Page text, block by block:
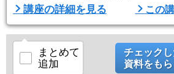
■大栄のポイント■
１.40年以上合格者を輩出してきた長年の実績
大栄は1972年に創設されてから、あらゆる
てきました。40年以上の実績ノウハウを活
講座の詳細を見る この
まとめて
追加
チェック
資料をもら